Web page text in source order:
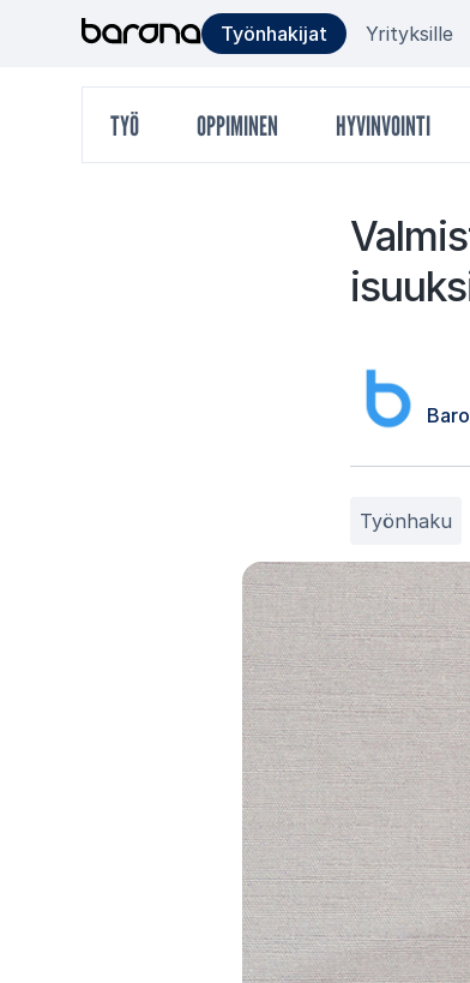
sisältöön
Target
group
menu
Työnhakijat Yrityksille
Päävalikko
TYÖ OPPIMINEN HYVINVOINTI
Työnhaku